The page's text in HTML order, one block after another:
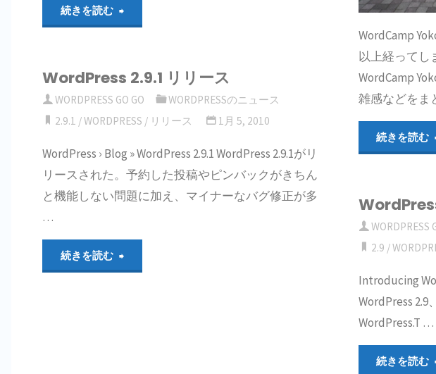
リ
ー
ス！"
WordCamp
以上経ってし
WordCamp
雑感などをま
続きを読む
続きを読む "WordPress
の
ま
め
（海
WordPress 2.9.1 リリース
WORDPRESS GO GO
WORDPRESSのニュース
2.9.1 /WORDPRESS / リリース 1月 5, 2010
WordPress › Blog » WordPress 2.9.1 WordPress 2.9.1がリ
リースされた。予約した投稿やピンバックがきちん
と機能しない問題に加え、マイナーなバグ修正が多
…
続きを読む "WordPress
WORDPRESS
2.9 /
Introducing
WordPress
WordPress.T …
続きを読む